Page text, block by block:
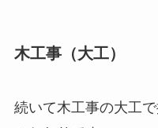
木工事（大工）
続いて木工事の大工